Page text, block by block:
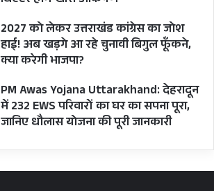
2027 को लेकर उत्तराखंड कांग्रेस का जोश
हाई! अब खड़गे आ रहे चुनावी बिगुल फूँकने,
क्या करेगी भाजपा?
PM Awas Yojana Uttarakhand: देहरादून
में 232 EWS परिवारों का घर का सपना पूरा,
जानिए धौलास योजना की पूरी जानकारी